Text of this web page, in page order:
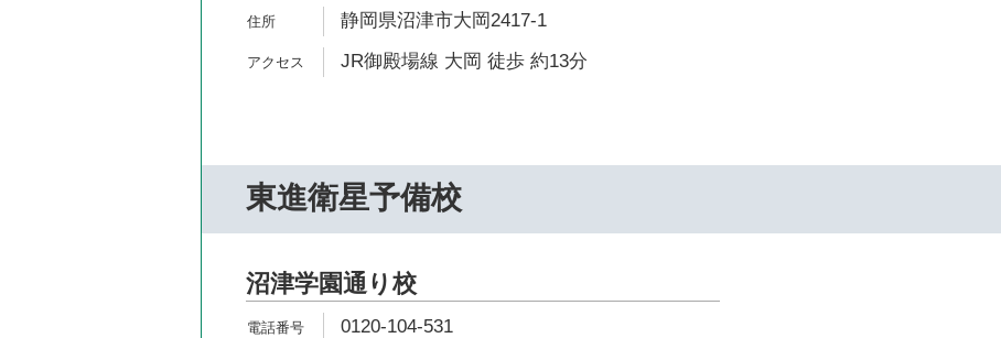
静岡県沼津市大岡2417-1
JR御殿場線 大岡 徒歩 約13分
東進衛星予備校
沼津学園通り校
0120-104-531